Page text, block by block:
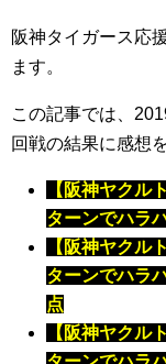
阪神タイガース応
ます。
この記事では、
回戦の結果に感想を
【阪神ヤクル
ターンでハラ
【阪神ヤクル
ターンでハラ
点
【阪神ヤクル